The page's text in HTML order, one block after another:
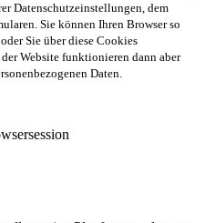
Datenschutzeinstellungen, dem
Sie können Ihren Browser so
Sie über diese Cookies
Website funktionieren dann aber
Daten.